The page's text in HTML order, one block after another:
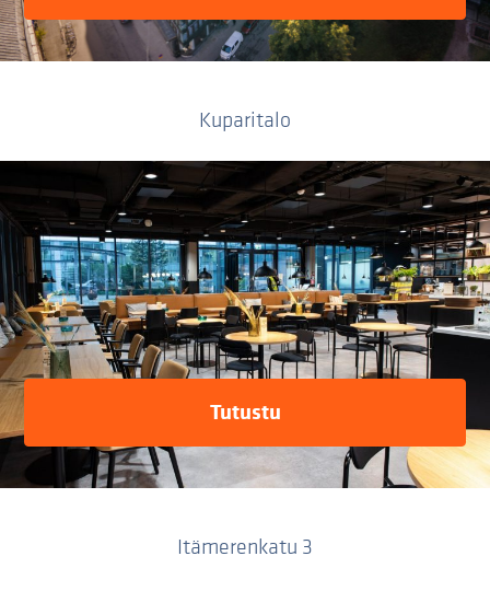
Kuparitalo
Tutustu
Itämerenkatu 3